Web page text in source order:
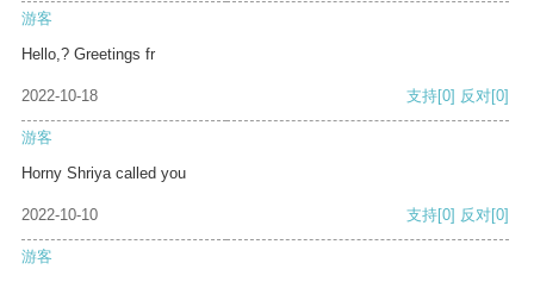
游客
Hello,? Greetings fr
2022-10-18 支持[0] 反对[0]
游客
Horny Shriya called you
2022-10-10 支持[0] 反对[0]
游客